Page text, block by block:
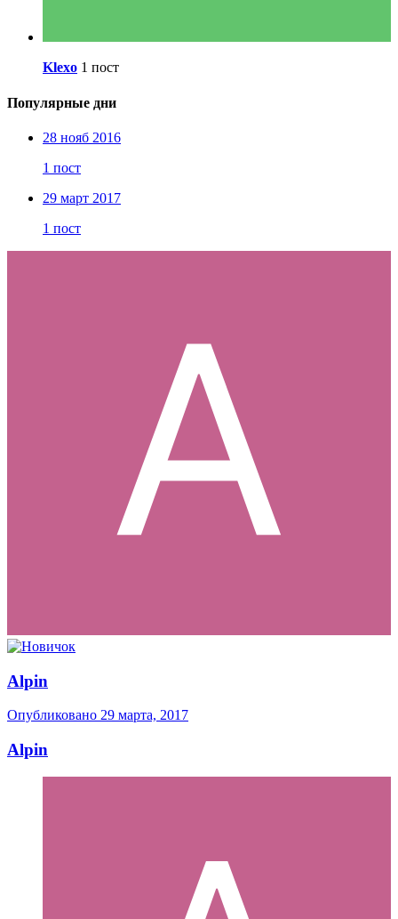
Klexo 1 пост
Популярные дни
28 нояб 2016
1 пост
29 март 2017
1 пост
Alpin
Опубликовано 29 марта, 2017
Alpin